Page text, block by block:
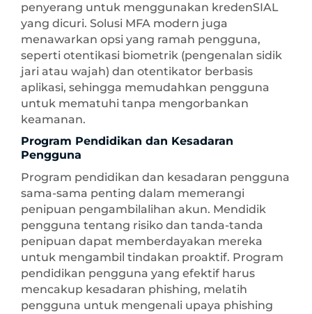
penyerang untuk menggunakan kredenSIAL
yang dicuri. Solusi MFA modern juga
menawarkan opsi yang ramah pengguna,
seperti otentikasi biometrik (pengenalan sidik
jari atau wajah) dan otentikator berbasis
aplikasi, sehingga memudahkan pengguna
untuk mematuhi tanpa mengorbankan
keamanan.
Program Pendidikan dan Kesadaran
Pengguna
Program pendidikan dan kesadaran pengguna
sama-sama penting dalam memerangi
penipuan pengambilalihan akun. Mendidik
pengguna tentang risiko dan tanda-tanda
penipuan dapat memberdayakan mereka
untuk mengambil tindakan proaktif. Program
pendidikan pengguna yang efektif harus
mencakup kesadaran phishing, melatih
pengguna untuk mengenali upaya phishing